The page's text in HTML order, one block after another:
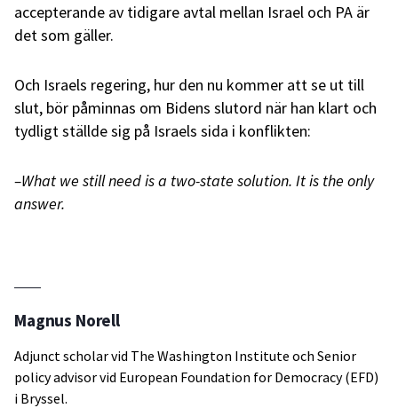
accepterande av tidigare avtal mellan Israel och PA är
det som gäller.
Och Israels regering, hur den nu kommer att se ut till
slut, bör påminnas om Bidens slutord när han klart och
tydligt ställde sig på Israels sida i konflikten:
–What we still need is a two-state solution. It is the only
answer.
Magnus Norell
Adjunct scholar vid The Washington Institute och Senior
policy advisor vid European Foundation for Democracy (EFD)
i Bryssel.